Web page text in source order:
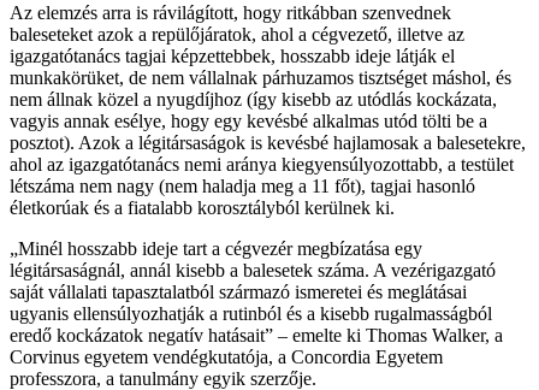
Az elemzés arra is rávilágított, hogy ritkábban szenvednek
baleseteket azok a repülőjáratok, ahol a cégvezető, illetve az
igazgatótanács tagjai képzettebbek, hosszabb ideje látják el
munkakörüket, de nem vállalnak párhuzamos tisztséget máshol, és
nem állnak közel a nyugdíjhoz (így kisebb az utódlás kockázata,
vagyis annak esélye, hogy egy kevésbé alkalmas utód tölti be a
posztot). Azok a légitársaságok is kevésbé hajlamosak a balesetekre,
ahol az igazgatótanács nemi aránya kiegyensúlyozottabb, a testület
létszáma nem nagy (nem haladja meg a 11 főt), tagjai hasonló
életkorúak és a fiatalabb korosztályból kerülnek ki.
Minél hosszabb ideje tart a cégvezér megbízatása egy
légitársaságnál, annál kisebb a balesetek száma. A vezérigazgató
saját vállalati tapasztalatból származó ismeretei és meglátásai
ugyanis ellensúlyozhatják a rutinból és a kisebb rugalmasságból
eredő kockázatok negatív hatásait
– emelte ki Thomas Walker, a
Corvinus egyetem vendégkutatója, a Concordia Egyetem
professzora, a tanulmány egyik szerzője.